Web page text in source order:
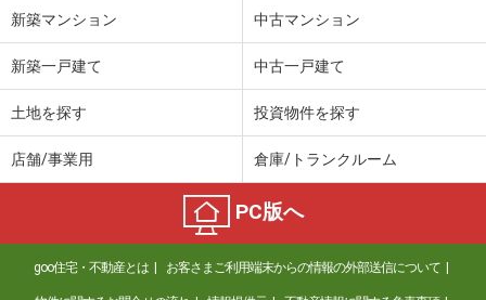
新築マンション 中古マンション
新築一戸建て 中古一戸建て
土地を探す 投資物件を探す
店舗/事業用 倉庫/トランクルーム
PC版へ
goo住宅・不動産とは お客さまご利用端末からの情報の外部送信について